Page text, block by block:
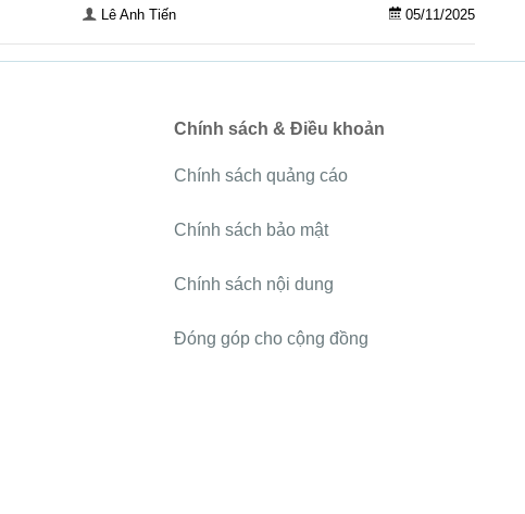
Lê Anh Tiến 05/11/2025
Chính sách & Điều khoản
Chính sách quảng cáo
Chính sách bảo mật
Chính sách nội dung
Đóng góp cho cộng đồng